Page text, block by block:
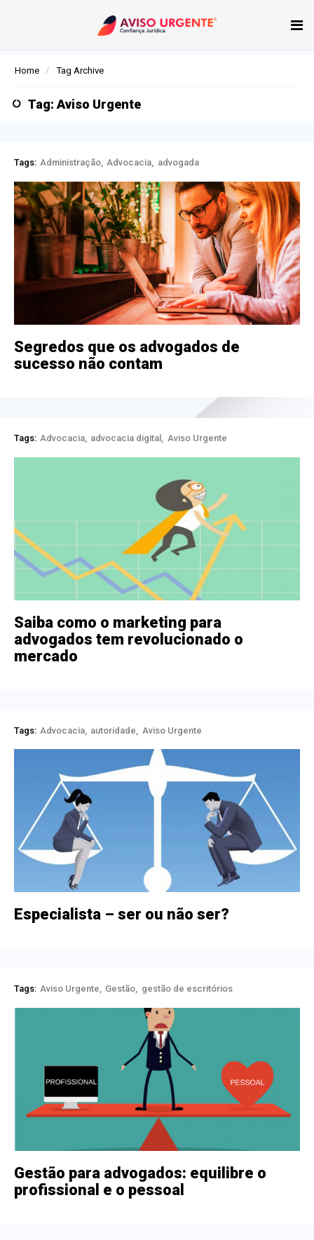
Home Tag Archive
Tag: Aviso Urgente
Tags: Administração Advocacia advogada
Segredos que os advogados de
sucesso não contam
Tags: Advocacia advocacia digital Aviso Urgente
Saiba como o marketing para
advogados tem revolucionado o
mercado
Tags: Advocacia autoridade Aviso Urgente
Especialista – ser ou não ser?
Tags: Aviso Urgente Gestão gestão de escritórios
Gestão para advogados: equilibre o
profissional e o pessoal